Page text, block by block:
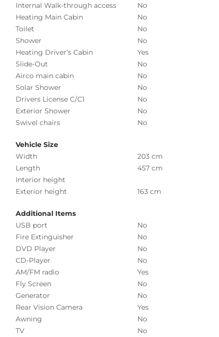
Internal Walk-through access
No
Heating Main Cabin
No
Toilet
No
Shower
No
Heating Driver's Cabin
Yes
Slide-Out
No
Airco main cabin
No
Solar Shower
No
Drivers License C/C1
No
Exterior Shower
No
Swivel chairs
No
Vehicle Size
Width
203 cm
Length
457 cm
Interior height
Exterior height
163 cm
Additional Items
USB port
No
Fire Extinguisher
No
DVD Player
No
CD-Player
No
AM/FM radio
Yes
Fly Screen
No
Generator
No
Rear Vision Camera
Yes
Awning
No
TV
No